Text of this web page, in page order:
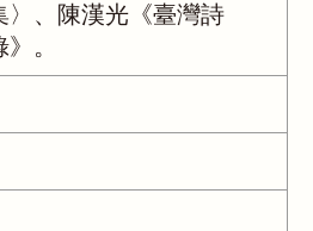
〉、陳漢光《臺灣詩
》。